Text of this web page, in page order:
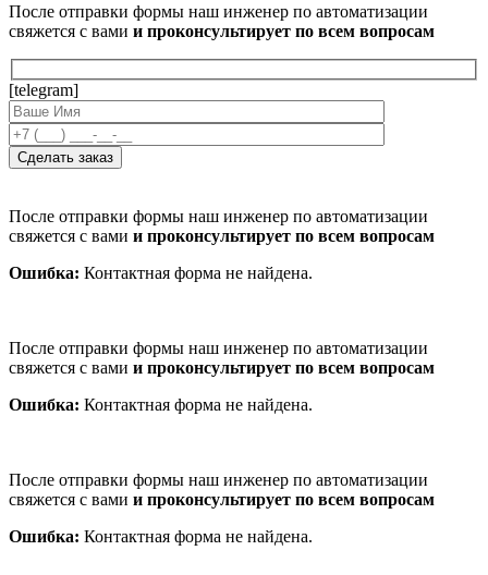
После отправки формы наш инженер по автоматизации
свяжется с вами и проконсультирует по всем вопросам
[telegram]
После отправки формы наш инженер по автоматизации
свяжется с вами и проконсультирует по всем вопросам
Ошибка: Контактная форма не найдена.
После отправки формы наш инженер по автоматизации
свяжется с вами и проконсультирует по всем вопросам
Ошибка: Контактная форма не найдена.
После отправки формы наш инженер по автоматизации
свяжется с вами и проконсультирует по всем вопросам
Ошибка: Контактная форма не найдена.